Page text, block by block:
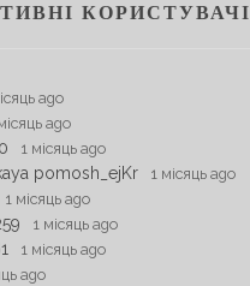
КОРИСТУВАЧІ
ago
ago
1 місяць ago
pomosh_ejKr 1 місяць ago
1 місяць ago
1 місяць ago
1 місяць ago
ago